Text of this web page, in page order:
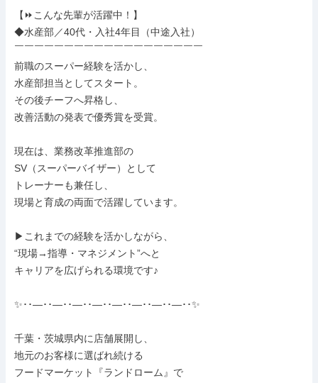
【⏩こんな先輩が活躍中！】
◆水産部／40代・入社4年目（中途入社）
￣￣￣￣￣￣￣￣￣￣￣￣￣￣￣￣￣￣￣
前職のスーパー経験を活かし、
水産部担当としてスタート。
その後チーフへ昇格し、
改善活動の発表で優秀賞を受賞。
現在は、業務改革推進部の
SV（スーパーバイザー）として
トレーナーも兼任し、
現場と育成の両面で活躍しています。
▶これまでの経験を活かしながら、
“現場→指導・マネジメント”へと
キャリアを広げられる環境です♪
✨･･―･･―･･―･･―･･―･･―･･―･･―･･✨
千葉・茨城県内に店舗展開し、
地元のお客様に選ばれ続ける
フードマーケット『ランドローム』で